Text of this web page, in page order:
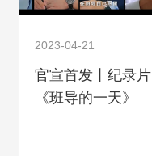
2023-04-21
官宣首发丨纪录片
《班导的一天》